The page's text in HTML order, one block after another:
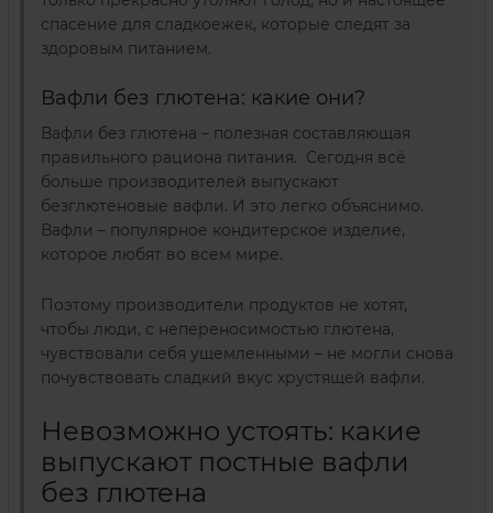
спасение для сладкоежек, которые следят за
здоровым питанием.
Вафли без глютена: какие они?
Вафли без глютена – полезная составляющая
правильного рациона питания. Сегодня всё
больше производителей выпускают
безглютеновые вафли. И это легко объяснимо.
Вафли – популярное кондитерское изделие,
которое любят во всем мире.
Поэтому производители продуктов не хотят,
чтобы люди, с непереносимостью глютена,
чувствовали себя ущемленными – не могли снова
почувствовать сладкий вкус хрустящей вафли.
Невозможно устоять: какие
выпускают постные вафли
без глютена